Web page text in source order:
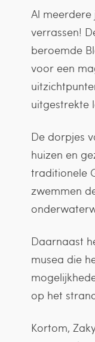
Al
verrassen!
beroemde
voor een
uitgestrekte
De dorpjes
huizen en
traditionele
zwemmen
Daarnaast
musea die
op het
Kortom,